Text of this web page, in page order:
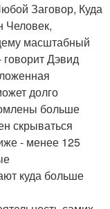
Заговор, Куда
Человек,
масштабный
говорит Дэвид
долго
больше
скрываться
- менее 125
куда больше